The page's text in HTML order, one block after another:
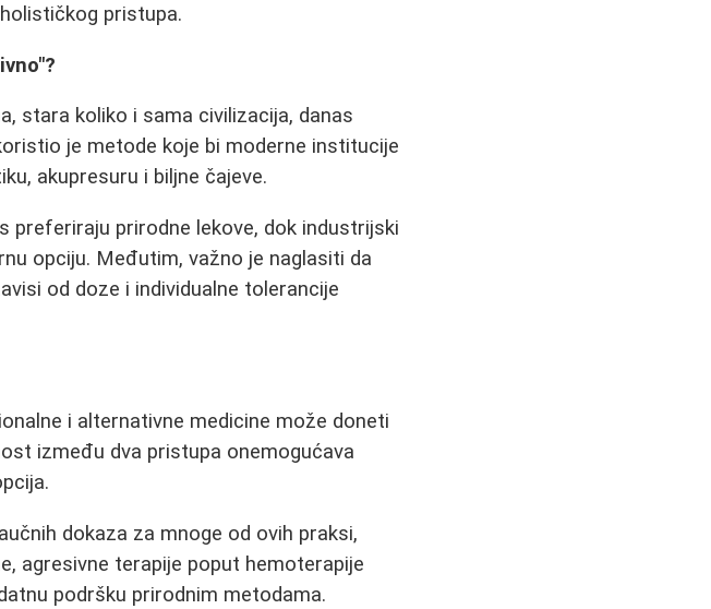
pristupa.
stara koliko i sama civilizacija, danas
je metode koje bi moderne institucije
akupresuru i biljne čajeve.
preferiraju prirodne lekove, dok industrijski
opciju. Međutim, važno je naglasiti da
od doze i individualne tolerancije
i alternativne medicine može doneti
između dva pristupa onemogućava
dokaza za mnoge od ovih praksi,
agresivne terapije poput hemoterapije
podršku prirodnim metodama.